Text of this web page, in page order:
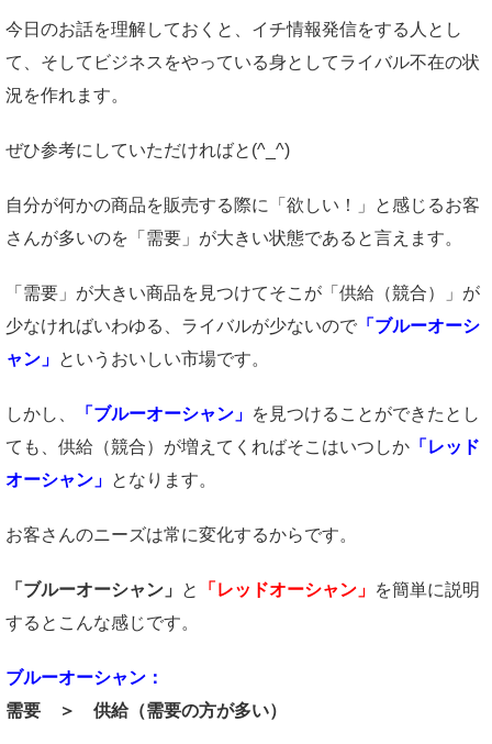
今日のお話を理解しておくと、イチ情報発信をする人とし
て、そしてビジネスをやっている身としてライバル不在の状
況を作れます。
ぜひ参考にしていただければと(^_^)
自分が何かの商品を販売する際に「欲しい！」と感じるお客
さんが多いのを「需要」が大きい状態であると言えます。
「需要」が大きい商品を見つけてそこが「供給（競合）」が
少なければいわゆる、ライバルが少ないので 「ブルーオーシ
ャン」 というおいしい市場です。
しかし、 「ブルーオーシャン」 を見つけることができたとし
ても、供給（競合）が増えてくればそこはいつしか 「レッド
オーシャン」 となります。
お客さんのニーズは常に変化するからです。
「ブルーオーシャン」 と 「レッドオーシャン」 を簡単に説明
するとこんな感じです。
ブルーオーシャン：
需要 ＞ 供給（需要の方が多い）